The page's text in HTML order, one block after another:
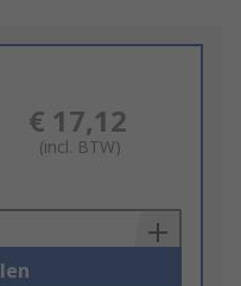
€ 17,12
(incl. BTW)